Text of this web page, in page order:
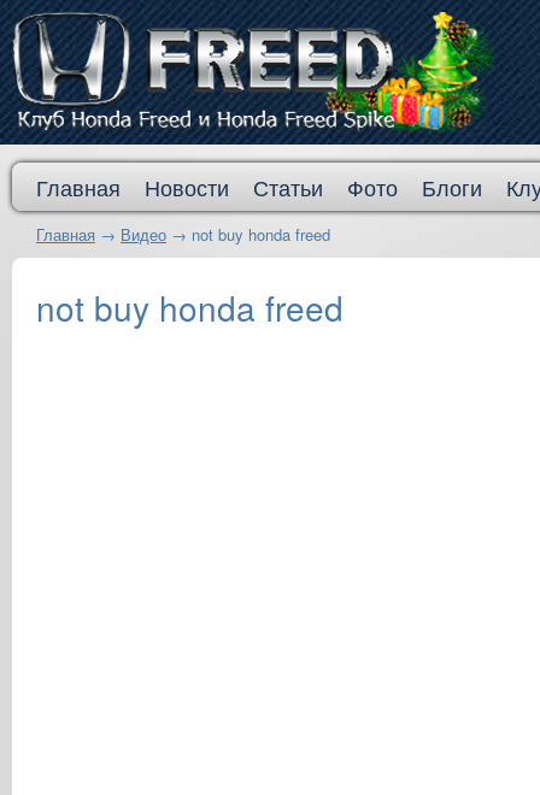
Главная Новости Статьи Фото Блоги
Главная → Видео → not buy honda freed
not buy honda freed